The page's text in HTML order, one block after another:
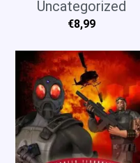
Effect
Uncategorized
€8,99